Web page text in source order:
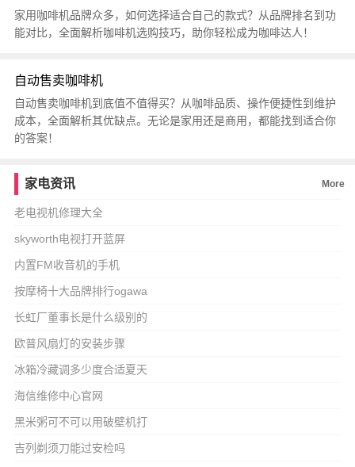
家用咖啡机品牌众多，如何选择适合自己的款式？从品牌排名到功
能对比，全面解析咖啡机选购技巧，助你轻松成为咖啡达人！
自动售卖咖啡机
自动售卖咖啡机到底值不值得买？从咖啡品质、操作便捷性到维护
成本，全面解析其优缺点。无论是家用还是商用，都能找到适合你
的答案！
家电资讯 More
老电视机修理大全
skyworth电视打开蓝屏
内置FM收音机的手机
按摩椅十大品牌排行ogawa
长虹厂董事长是什么级别的
欧普风扇灯的安装步骤
冰箱冷藏调多少度合适夏天
海信维修中心官网
黑米粥可不可以用破壁机打
吉列剃须刀能过安检吗